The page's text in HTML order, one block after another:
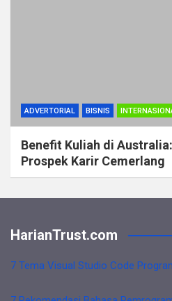
ADVERTORIAL BISNIS
Benefit Kuliah di
Prospek Karir Cemerlang
HarianTrust.com
7 Tema Visual Studio Code